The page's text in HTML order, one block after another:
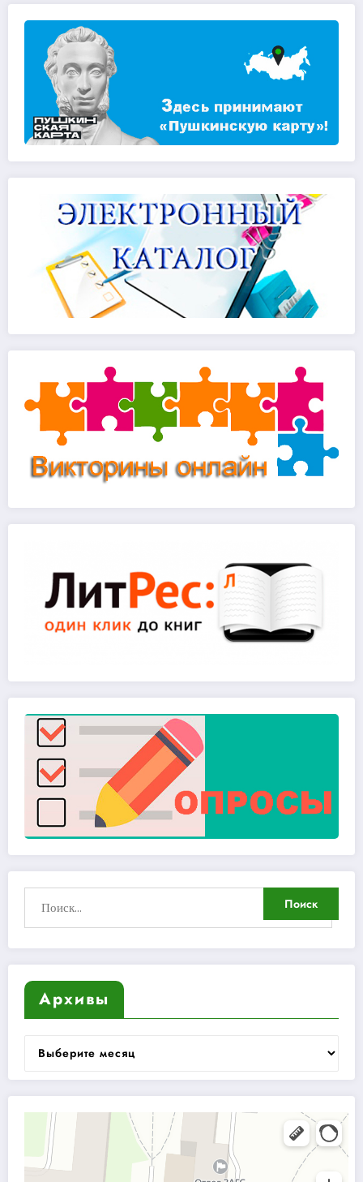
Архивы
Архивы